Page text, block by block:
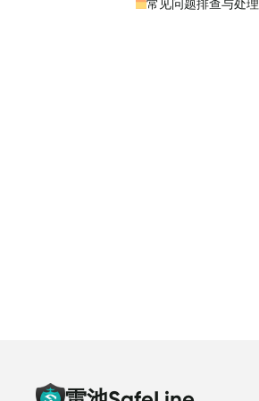
常见问题排查与处理